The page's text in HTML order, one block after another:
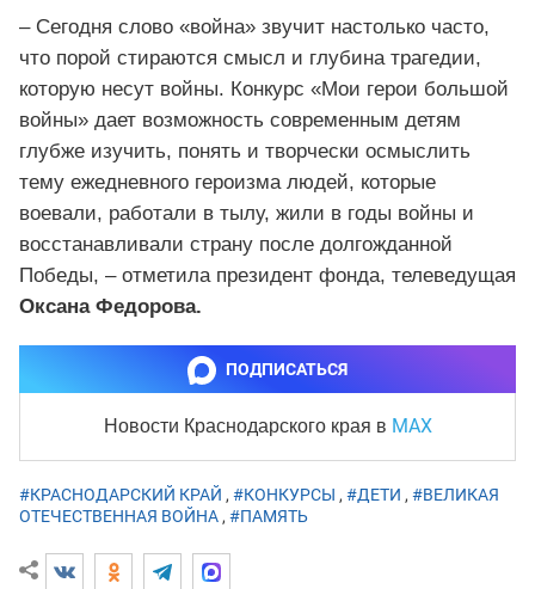
– Сегодня слово «война» звучит настолько часто,
что порой стираются смысл и глубина трагедии,
которую несут войны. Конкурс «Мои герои большой
войны» дает возможность современным детям
глубже изучить, понять и творчески осмыслить
тему ежедневного героизма людей, которые
воевали, работали в тылу, жили в годы войны и
восстанавливали страну после долгожданной
Победы, – отметила президент фонда, телеведущая
Оксана Федорова.
ПОДПИСАТЬСЯ
Новости Краснодарского края в MAX
#КРАСНОДАРСКИЙ КРАЙ , #КОНКУРСЫ , #ДЕТИ , #ВЕЛИКАЯ
ОТЕЧЕСТВЕННАЯ ВОЙНА , #ПАМЯТЬ